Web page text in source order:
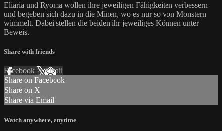
Eliaria und Ryoma wollen ihre jeweiligen Fähigkeiten verbessern
und begeben sich dazu in die Minen, wo es nur so von Monstern
wimmelt. Dabei stellen die beiden ihr jeweiliges Können unter
Beweis.
Share with friends
Facebook XEmail
Share on Facebook
Share on X
Share via Email
Watch anywhere, anytime